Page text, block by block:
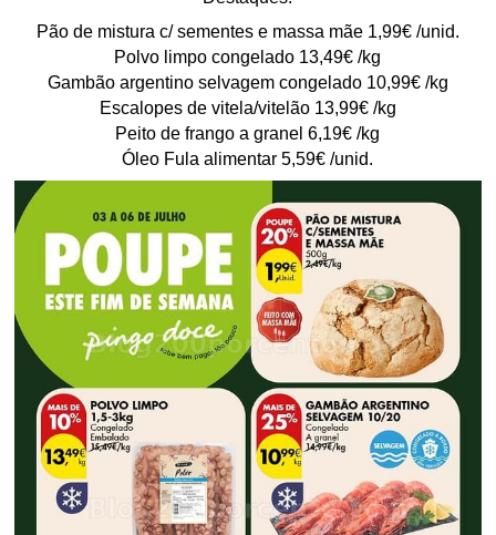
Pão de mistura c/ sementes e massa mãe 1,99€ /unid.
Polvo limpo congelado 13,49€ /kg
Gambão argentino selvagem congelado 10,99€ /kg
Escalopes de vitela/vitelão 13,99€ /kg
Peito de frango a granel 6,19€ /kg
Óleo Fula alimentar 5,59€ /unid.